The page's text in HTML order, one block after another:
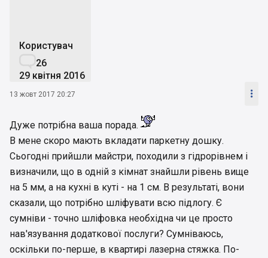
Користувач
26
29 квітня 2016
13 жовт 2017 20:27 
Дуже потрібна ваша порада.
В мене скоро мають вкладати паркетну дошку.
Сьогодні прийшли майстри, походили з гідрорівнем і
визначили, що в одній з кімнат знайшли рівень вище
на 5 мм, а на кухні в куті - на 1 см. В результаті, вони
сказали, що потрібно шліфувати всю підлогу. Є
сумніви - точно шліфовка необхідна чи це просто
нав'язування додаткової послуги? Сумніваюсь,
оскільки по-перше, в квартирі лазерна стяжка. По-